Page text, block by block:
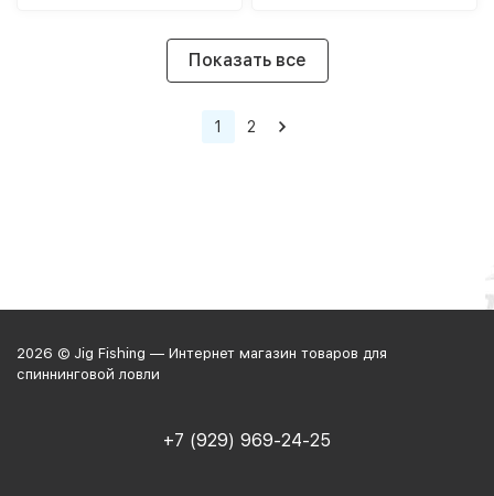
Показать все
1 2
2026 © Jig Fishing — Интернет магазин товаров для
спиннинговой ловли
+7 (929) 969-24-25